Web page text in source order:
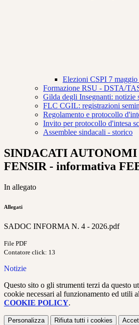
Elezioni CSPI 7 maggio
Formazione RSU - DSTA/
Gilda degli Insegnanti: notizie
FLC CGIL: registrazioni
Regolamento e protocollo
Invito per protocollo d'intesa
Assemblee sindacali - storico
SINDACATI
FENSIR - informativa
In allegato
Allegati
SADOC INFORMA N. 4 - 2026.pdf
File PDF
Contatore click: 13
Notizie
Questo sito o gli strumenti terzi da questo
cookie necessari al funzionamento ed utili
COOKIE POLICY.
Personalizza Rifiuta tutti i cookies